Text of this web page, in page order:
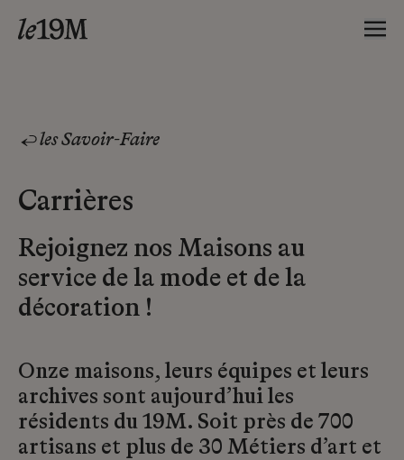
les Savoir-Faire
Carrières
Rejoignez nos Maisons au
service de la mode et de la
décoration !
Onze maisons, leurs équipes et leurs
archives sont aujourd’hui les
résidents du 19M. Soit près de 700
artisans et plus de 30 Métiers d’art et